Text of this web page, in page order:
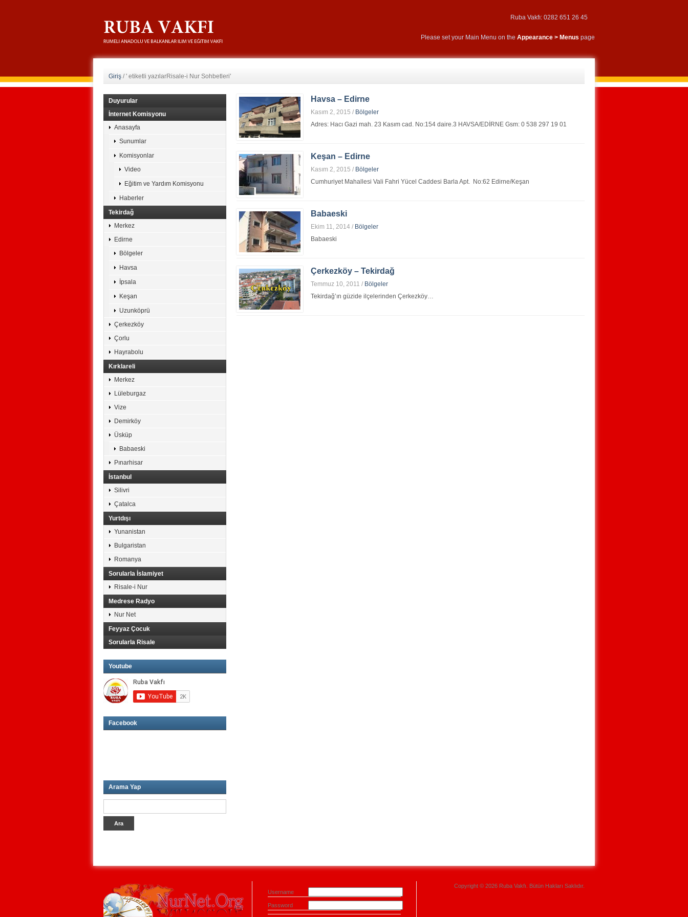
Ruba Vakfı: 0282 651 26 45
Please set your Main Menu on the Appearance > Menus page
Giriş /' etiketli yazılarRisale-i Nur Sohbetleri'
Havsa – Edirne
Kasım 2, 2015 / Bölgeler
Adres: Hacı Gazi mah. 23 Kasım cad. No:154 daire.3 HAVSA/EDİRNE Gsm: 0 538 297 19 01
Keşan – Edirne
Kasım 2, 2015 / Bölgeler
Cumhuriyet Mahallesi Vali Fahri Yücel Caddesi Barla Apt. No:62 Edirne/Keşan
Babaeski
Ekim 11, 2014 / Bölgeler
Babaeski
Çerkezköy – Tekirdağ
Temmuz 10, 2011 / Bölgeler
Tekirdağ’ın güzide ilçelerinden Çerkezköy…
Duyurular
İnternet Komisyonu
Anasayfa
Sunumlar
Komisyonlar
Video
Eğitim ve Yardım Komisyonu
Haberler
Tekirdağ
Merkez
Edirne
Bölgeler
Havsa
İpsala
Keşan
Uzunköprü
Çerkezköy
Çorlu
Hayrabolu
Kırklareli
Merkez
Lüleburgaz
Vize
Demirköy
Üsküp
Babaeski
Pınarhisar
İstanbul
Silivri
Çatalca
Yurtdışı
Yunanistan
Bulgaristan
Romanya
Sorularla İslamiyet
Risale-i Nur
Medrese Radyo
Nur Net
Feyyaz Çocuk
Sorularla Risale
Youtube
Facebook
Arama Yap
Username
Password
Copyright © 2026 Ruba Vakfı. Bütün Hakları Saklıdır.